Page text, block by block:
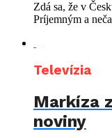
Zdá sa, že v
Príjemným a
Televízia
Markíza
noviny